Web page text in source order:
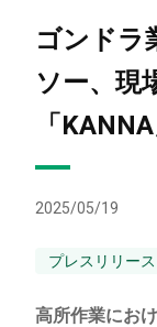
ゴンドラ
ソー、現
「
2025/05/19
プレスリリース
高所作業にお